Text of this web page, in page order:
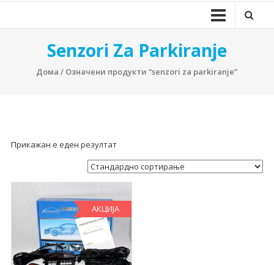
Senzori Za Parkiranje
Дома / Означени продукти “senzori za parkiranje”
Прикажан е еден резултат
АКЦИЈА